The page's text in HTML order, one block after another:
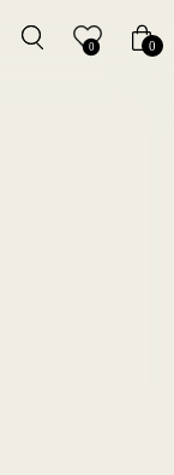
0 0